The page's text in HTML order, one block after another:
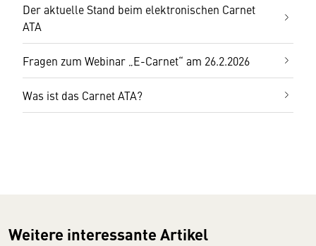
Der aktuelle Stand beim elektronischen Carnet
ATA
Fragen zum Webinar „E-Carnet“ am 26.2.2026
Was ist das Carnet ATA?
Weitere interessante Artikel